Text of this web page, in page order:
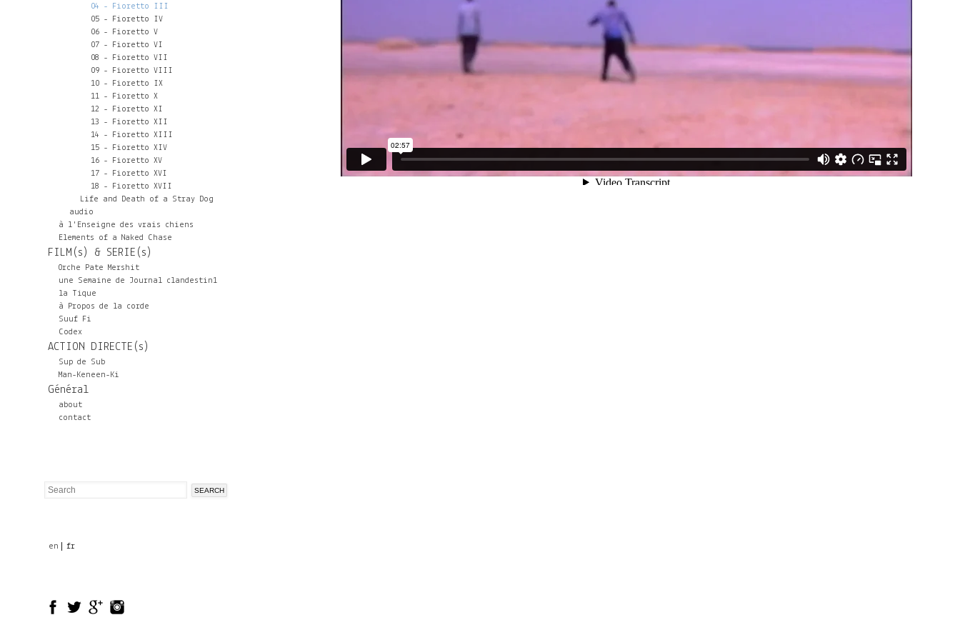
04 - Fioretto III
05 - Fioretto IV
06 - Fioretto V
07 - Fioretto VI
08 - Fioretto VII
09 - Fioretto VIII
10 - Fioretto IX
11 - Fioretto X
12 - Fioretto XI
13 - Fioretto XII
14 - Fioretto XIII
15 - Fioretto XIV
16 - Fioretto XV
17 - Fioretto XVI
18 - Fioretto XVII
Life and Death of a Stray Dog
audio
à l'Enseigne des vrais chiens
Elements of a Naked Chase
FILM(s) & SERIE(s)
Orche Pate Mershit
une Semaine de Journal clandestin1
la Tique
à Propos de la corde
Suuf Fi
Codex
ACTION DIRECTE(s)
Sup de Sub
Man-Keneen-Ki
Général
about
contact
Search
en fr